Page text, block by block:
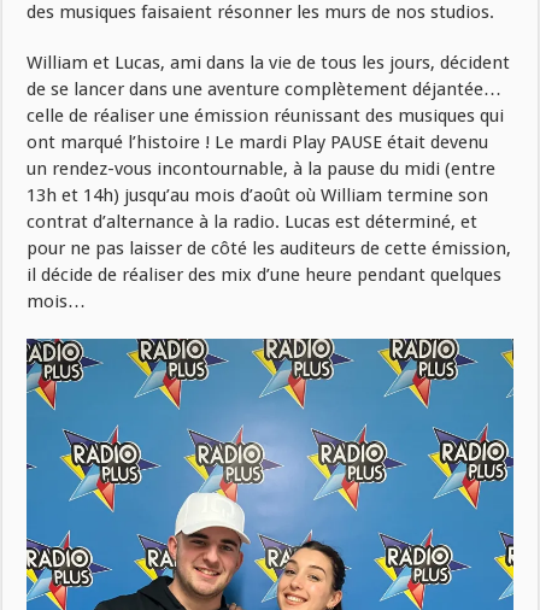
des musiques faisaient résonner les murs de nos studios.
William et Lucas, ami dans la vie de tous les jours, décident
de se lancer dans une aventure complètement déjantée…
celle de réaliser une émission réunissant des musiques qui
ont marqué l’histoire ! Le mardi Play PAUSE était devenu
un rendez-vous incontournable, à la pause du midi (entre
13h et 14h) jusqu’au mois d’août où William termine son
contrat d’alternance à la radio. Lucas est déterminé, et
pour ne pas laisser de côté les auditeurs de cette émission,
il décide de réaliser des mix d’une heure pendant quelques
mois…